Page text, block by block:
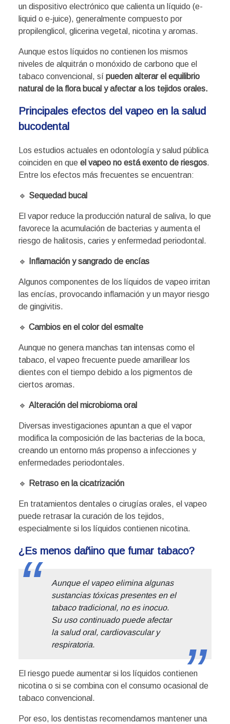
un dispositivo electrónico que calienta un líquido (e-
liquid o e-juice), generalmente compuesto por
propilenglicol, glicerina vegetal, nicotina y aromas.
Aunque estos líquidos no contienen los mismos
niveles de alquitrán o monóxido de carbono que el
tabaco convencional, sí pueden alterar el equilibrio
natural de la flora bucal y afectar a los tejidos orales.
Principales efectos del vapeo en la salud
bucodental
Los estudios actuales en odontología y salud pública
coinciden en que el vapeo no está exento de riesgos.
Entre los efectos más frecuentes se encuentran:
🔹 Sequedad bucal
El vapor reduce la producción natural de saliva, lo que
favorece la acumulación de bacterias y aumenta el
riesgo de halitosis, caries y enfermedad periodontal.
🔹 Inflamación y sangrado de encías
Algunos componentes de los líquidos de vapeo irritan
las encías, provocando inflamación y un mayor riesgo
de gingivitis.
🔹 Cambios en el color del esmalte
Aunque no genera manchas tan intensas como el
tabaco, el vapeo frecuente puede amarillear los
dientes con el tiempo debido a los pigmentos de
ciertos aromas.
🔹 Alteración del microbioma oral
Diversas investigaciones apuntan a que el vapor
modifica la composición de las bacterias de la boca,
creando un entorno más propenso a infecciones y
enfermedades periodontales.
🔹 Retraso en la cicatrización
En tratamientos dentales o cirugías orales, el vapeo
puede retrasar la curación de los tejidos,
especialmente si los líquidos contienen nicotina.
¿Es menos dañino que fumar tabaco?
Aunque el vapeo elimina algunas
sustancias tóxicas presentes en el
tabaco tradicional, no es inocuo.
Su uso continuado puede afectar
la salud oral, cardiovascular y
respiratoria.
El riesgo puede aumentar si los líquidos contienen
nicotina o si se combina con el consumo ocasional de
tabaco convencional.
Por eso, los dentistas recomendamos mantener una